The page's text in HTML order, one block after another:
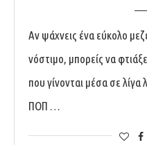
Αν ψάχνεις ένα εύκολο
νόστιμο, μπορείς να
που γίνονται μέσα σε λίγα
ΠΟΠ …